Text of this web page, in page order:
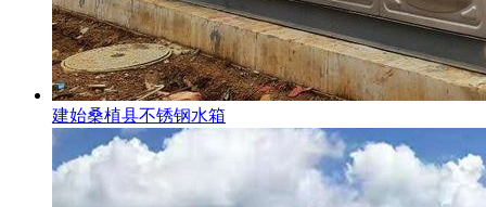
建始桑植县不锈钢水箱